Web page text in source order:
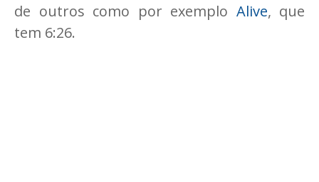
de outros como por exemplo Alive, que
tem 6:26.